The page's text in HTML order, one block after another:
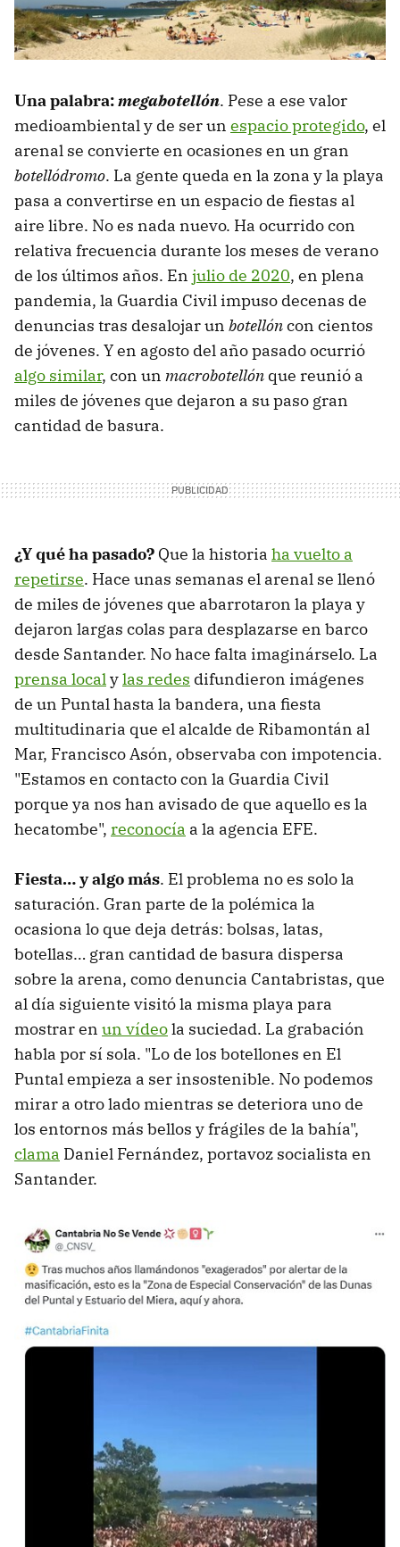
Una palabra:megabotellón. Pese a ese valor
medioambiental y de ser un espacio protegido, el
arenal se convierte en ocasiones en un gran
botellódromo. La gente queda en la zona y la playa
pasa a convertirse en un espacio de fiestas al
aire libre. No es nada nuevo. Ha ocurrido con
relativa frecuencia durante los meses de verano
de los últimos años. En julio de 2020, en plena
pandemia, la Guardia Civil impuso decenas de
denuncias tras desalojar un botellóncon cientos
de jóvenes. Y en agosto del año pasado ocurrió
algo similar, con un macrobotellón que reunió a
miles de jóvenes que dejaron a su paso gran
cantidad de basura.
¿Y qué ha pasado? Que la historia ha vuelto a
repetirse. Hace unas semanas el arenal se llenó
de miles de jóvenes que abarrotaron la playa y
dejaron largas colas para desplazarse en barco
desde Santander. No hace falta imaginárselo. La
prensa localylas redes difundieron imágenes
de un Puntal hasta la bandera, una fiesta
multitudinaria que el alcalde de Ribamontán al
Mar, Francisco Asón, observaba con impotencia.
"Estamos en contacto con la Guardia Civil
porque ya nos han avisado de que aquello es la
hecatombe", reconocía a la agencia EFE.
Fiesta… y algo más. El problema no es solo la
saturación. Gran parte de la polémica la
ocasiona lo que deja detrás: bolsas, latas,
botellas… gran cantidad de basura dispersa
sobre la arena, como denuncia Cantabristas, que
al día siguiente visitó la misma playa para
mostrar en un vídeola suciedad. La grabación
habla por sí sola. "Lo de los botellones en El
Puntal empieza a ser insostenible. No podemos
mirar a otro lado mientras se deteriora uno de
los entornos más bellos y frágiles de la bahía",
clama Daniel Fernández, portavoz socialista en
Santander.